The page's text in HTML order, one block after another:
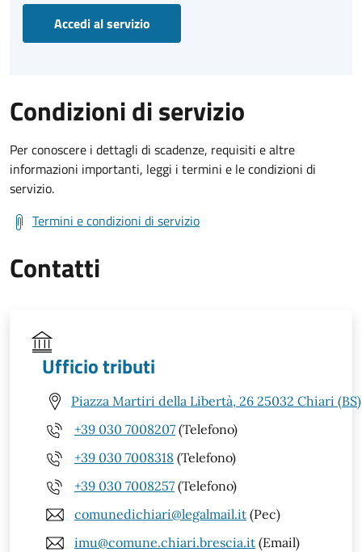
Accedi al servizio
Condizioni di servizio
Per conoscere i dettagli di scadenze, requisiti e altre
informazioni importanti, leggi i termini e le condizioni di
servizio.
Termini e condizioni di servizio
Contatti
Ufficio tributi
Piazza Martiri della Libertà, 26 25032 Chiari (BS)
+39 030 7008207 (Telefono)
+39 030 7008318 (Telefono)
+39 030 7008257 (Telefono)
comunedichiari@legalmail.it (Pec)
imu@comune.chiari.brescia.it (Email)